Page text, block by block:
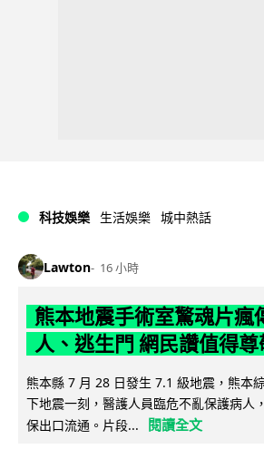
科技娛樂 生活娛樂 城中熱話
Lawton 16 小時
熊本地震手術室驚魂片瘋
人、逃生門 網民讚值得尊
熊本縣 7 月 28 日發生 7.1 級地震，熊本
下地震一刻，醫護人員臨危不亂保護病人
保出口流通。片段...
閱讀全文